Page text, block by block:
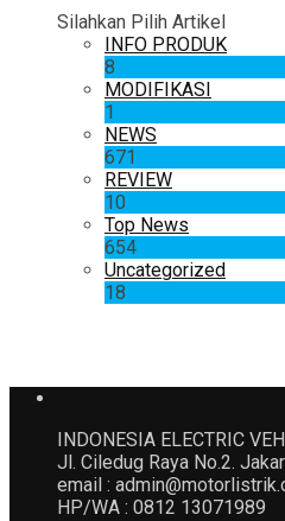
Silahkan Pilih Artikel
INFO PRODUK
8
MODIFIKASI
1
NEWS
671
REVIEW
10
Top News
654
Uncategorized
18
INDONESIA ELECTRIC
Jl. Ciledug Raya No.2.
email :
HP/WA : 0812 13071989